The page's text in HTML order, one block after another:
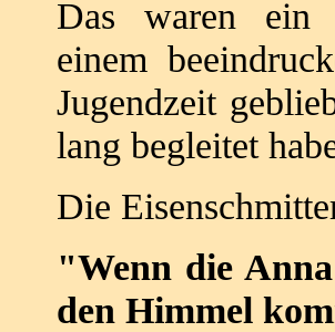
Das waren ein
einem
Jugendzeit
lang begleitet
Die
"Wenn die
den Himmel